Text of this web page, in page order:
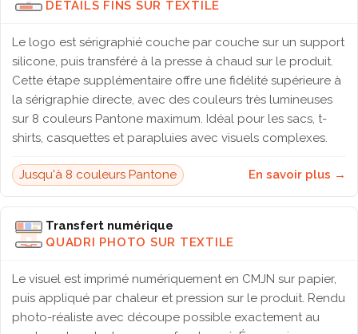
DÉTAILS FINS SUR TEXTILE
Le logo est sérigraphié couche par couche sur un support
silicone, puis transféré à la presse à chaud sur le produit.
Cette étape supplémentaire offre une fidélité supérieure à
la sérigraphie directe, avec des couleurs très lumineuses
sur 8 couleurs Pantone maximum. Idéal pour les sacs, t-
shirts, casquettes et parapluies avec visuels complexes.
Jusqu'à 8 couleurs Pantone En savoir plus →
Transfert numérique
QUADRI PHOTO SUR TEXTILE
Le visuel est imprimé numériquement en CMJN sur papier,
puis appliqué par chaleur et pression sur le produit. Rendu
photo-réaliste avec découpe possible exactement au